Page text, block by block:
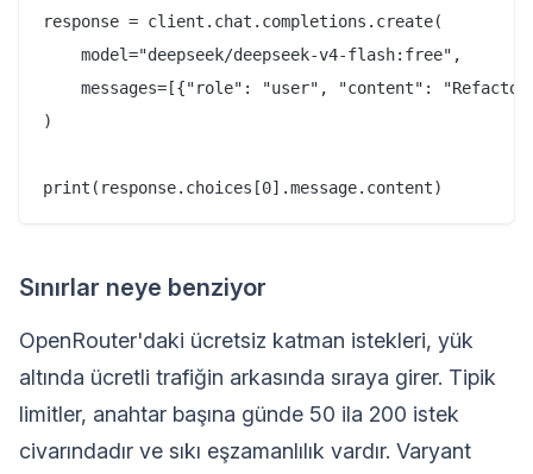
response = client.chat.completions.create(
    model="deepseek/deepseek-v4-flash:free",
messages=[{"role": "user", "content":
)
Sınırlar neye benziyor
OpenRouter'daki ücretsiz katman istekleri, yük
altında ücretli trafiğin arkasında sıraya girer. Tipik
limitler, anahtar başına günde 50 ila 200 istek
civarındadır ve sıkı eşzamanlılık vardır. Varyant